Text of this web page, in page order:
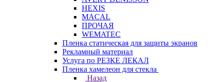
HEXIS
MACAL
ПРОЧАЯ
WEMATEC
Пленка статическая для защиты экранов
Рекламный материал
Услуга по РЕЗКЕ ЛЕКАЛ
Пленка хамелеон для стекла
Назад